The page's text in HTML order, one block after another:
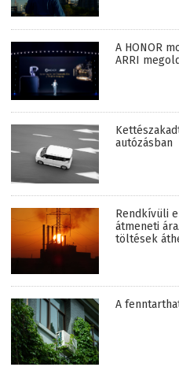
A HONOR
ARRI
autózásban
Rendkívüli
átmeneti
töltések
A